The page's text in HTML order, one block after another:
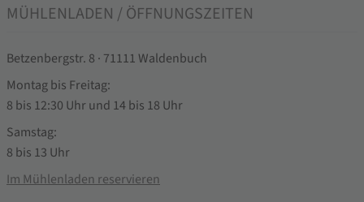
MÜHLENLADEN / ÖFFNUNGSZEITEN
Betzenbergstr. 8 · 71111 Waldenbuch
Montag bis Freitag:
8 bis 12:30 Uhr und 14 bis 18 Uhr
Samstag:
8 bis 13 Uhr
Im Mühlenladen reservieren